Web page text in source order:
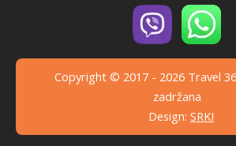
Copyright © 2017 - 2026 Travel
zadržana
Design: SRKI